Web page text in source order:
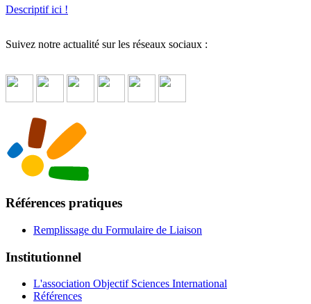
Descriptif ici !
Suivez notre actualité sur les réseaux sociaux :
Références pratiques
Remplissage du Formulaire de Liaison
Institutionnel
L'association Objectif Sciences International
Références